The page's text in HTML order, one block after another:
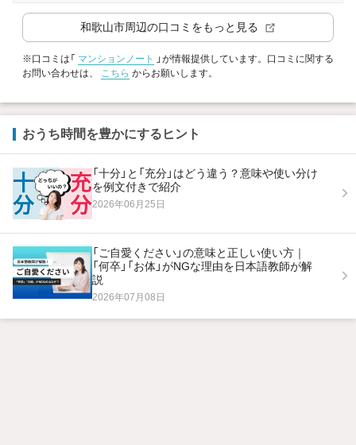
和歌山市周辺の口コミをもっと見る
※口コミは「 マンションノート
」が情報提供しています。口コミに関する
お問い合わせは、 こちら からお願いします。
おうち時間を豊かにするヒント
「十分」と「充分」はどう違う？意味や使い分け
を例文付きで紹介
2026年06月25日
「ご自愛ください」の意味と正しい使い方｜
「何卒」「お体」がNGな理由を日本語教師が解
説
2026年07月08日